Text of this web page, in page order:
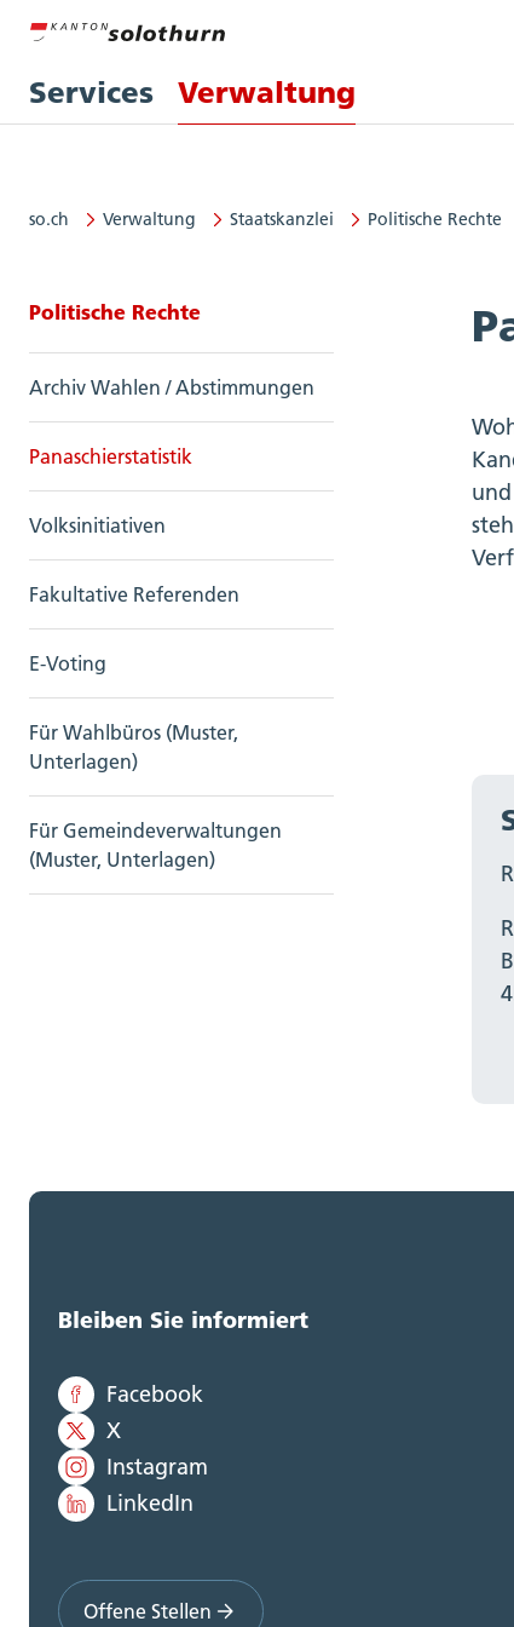
Services Verwaltung
so.ch Verwaltung Staatskanzlei Politische Rechte
Seitennavigation: Politische
Politische Rechte
Archiv Wahlen / Abstimmungen
Panaschierstatistik
Volksinitiativen
Fakultative Referenden
E-Voting
Für Wahlbüros (Muster,
Unterlagen)
Für Gemeindeverwaltungen
(Muster, Unterlagen)
Bleiben Sie informiert
Facebook
X
Instagram
LinkedIn
Offene Stellen